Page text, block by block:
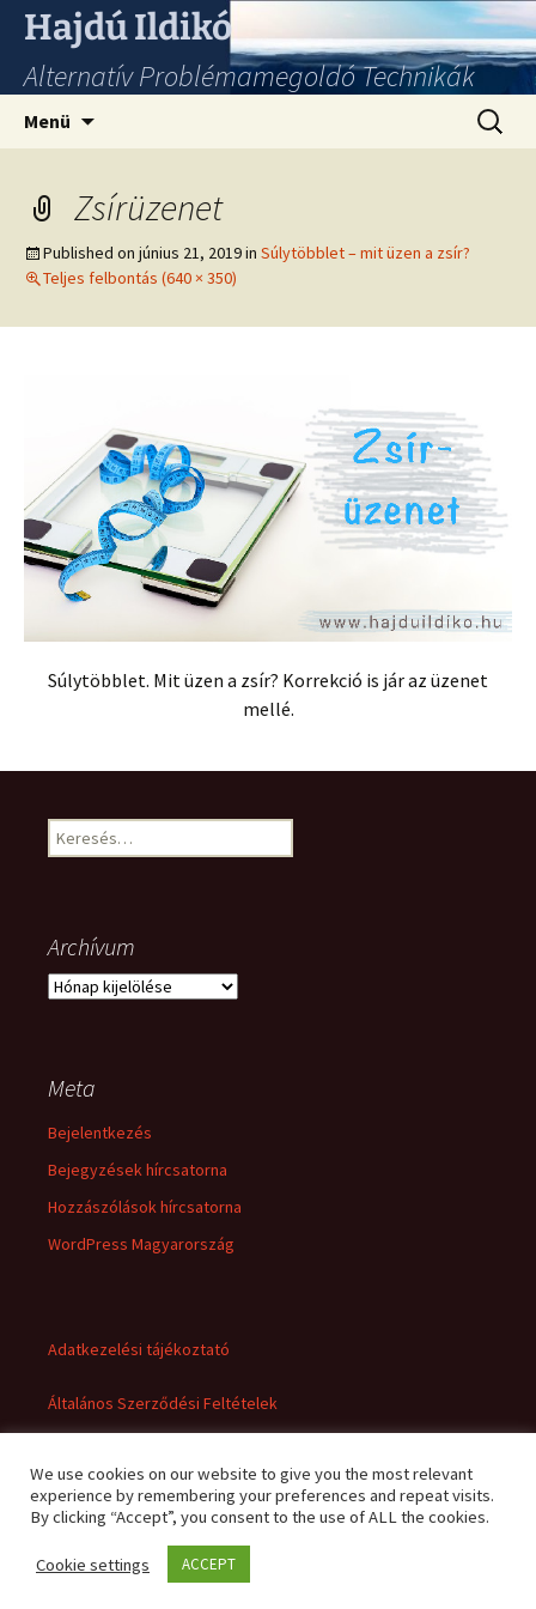
Hajdú Ildikó
Alternatív Problémamegoldó Technikák
Menü
Zsírüzenet
Published on június 21, 2019in Súlytöbblet – mit üzen a zsír?
Teljes felbontás (640 × 350)
Súlytöbblet. Mit üzen a zsír? Korrekció is jár az üzenet
mellé.
Keresés:
Archívum
Archívum
Meta
Bejelentkezés
Bejegyzések hírcsatorna
Hozzászólások hírcsatorna
WordPress Magyarország
Adatkezelési tájékoztató
Általános Szerződési Feltételek
Adatkezelési tájékoztató
We use cookies on our website to give you the most relevant
experience by remembering your preferences and repeat visits.
By clicking “Accept”, you consent to the use of ALL the cookies.
Cookie settings ACCEPT